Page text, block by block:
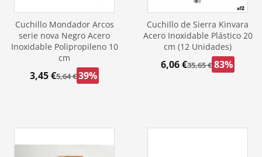
Cuchillo Mondador Arcos
serie nova Negro Acero
Inoxidable Polipropileno 10
cm
3,45 €5,64 €39%
Cuchillo de Sierra Kinvara
Acero Inoxidable Plástico 20
cm (12 Unidades)
6,06 €35,65 € 83%